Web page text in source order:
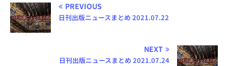
PREVIOUS
日刊出版ニュースまとめ 2021.07.22
NEXT
日刊出版ニュースまとめ 2021.07.24